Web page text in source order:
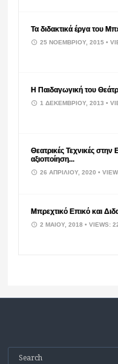
Τα διδακτικά έργα του
25 ΝΟΕΜΒΡΊΟΥ, 2015•
Η Παιδαγωγική του
1 ΔΕΚΕΜΒΡΊΟΥ, 2013•
Θεατρικές Τεχνικές στην
αξιοποίηση...
26 ΑΠΡΙΛΊΟΥ, 2020•
Μπρεχτικό Επικό και
2 ΜΑΪ́ΟΥ, 2018• VIEWS: